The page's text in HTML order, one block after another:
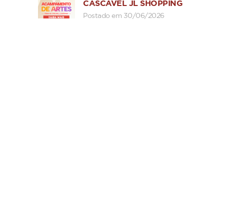
CASCAVEL JL SHOPPING
Postado em 30/06/2026